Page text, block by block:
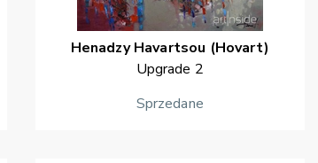
Henadzy Havartsou (Hovart)
Upgrade 2
Sprzedane